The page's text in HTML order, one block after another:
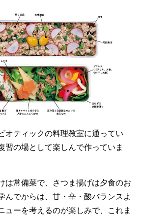
オティックの料理教室に通ってい
習の場として楽しんで作っていま
は常備菜で、さつま揚げは夕食のお
んでからは、甘・辛・酸バランスよ
ューを考えるのが楽しみで、これま